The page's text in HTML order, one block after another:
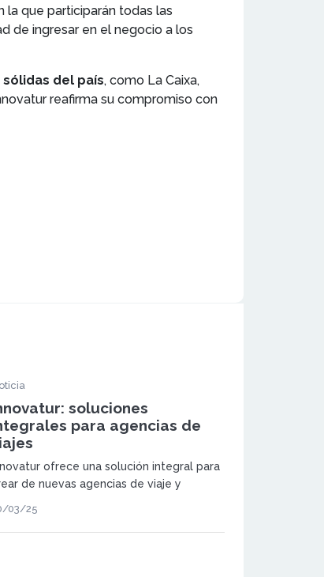
la que participarán todas las
de ingresar en el negocio a los
del país, como La Caixa,
reafirma su compromiso con
soluciones
para agencias de
ofrece una solución integral para
de nuevas agencias de viaje y
de nuestro fuerte componente
y tecnológico
03/25